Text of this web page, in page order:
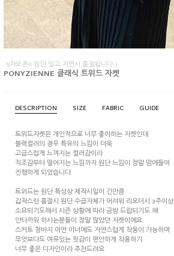
5차오픈!! 원단 입고 지연시 품절됩니다:)
PONYZIENNE 클래식 트위드 자켓
DESCRIPTION SIZE FABRIC GUIDE
트위드자켓은 개인적으로 너무 좋아하는 자켓인데
블랙컬러의 경우 특유의 느낌이 더욱
고급스럽게 느껴지는 컬러감이라
직조감부터 떨어지는 느낌까지 원단 느낌이 정말 맘에들어
진행하게 되었습니다
트위드는 원단 특성상 제작시일이 긴만큼
갑작스런 품절시 원단 수급자체가 어려워 리오더시 3주이상
소요되기도해서 시즌 상황에 따라 금방 드랍되기도 해
안타까워 하시는분들이 정말 많았던 자켓이에요
스커트 청바지 어떤 이너에도 자연스럽게 착용이 가능하며
무엇보다도 여유있는 핏감이 편안하게 착용하기
너무 좋은 디자인이라 추천드려요